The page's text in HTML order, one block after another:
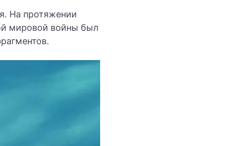
На протяжении
мировой войны был